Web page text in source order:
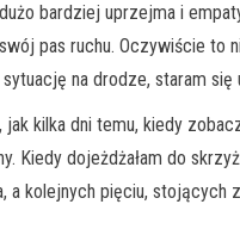
bardziej uprzejma i
pas ruchu. Oczywiście
na drodze, staram się
kilka dni temu, kiedy
dojeżdżałam do
a kolejnych pięciu, stojących